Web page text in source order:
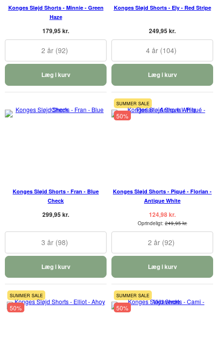
Konges Sløjd Shorts - Minnie - Green
Haze
179,95 kr.
2 år (92)
Læg i kurv
Konges Sløjd Shorts - Ely - Red Stripe
249,95 kr.
4 år (104)
Læg i kurv
Konges Sløjd Shorts - Fran - Blue
Check
299,95 kr.
3 år (98)
Læg i kurv
SUMMER SALE
50%
Konges Sløjd Shorts - Piqué - Florian -
Antique White
124,98 kr.
Oprindeligt:249,95 kr.
2 år (92)
Læg i kurv
SUMMER SALE
50%
SUMMER SALE
50%